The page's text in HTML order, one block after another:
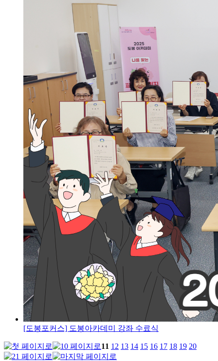
[도봉포커스] 도봉아카데미 강좌 수료식
11 12 13 14 15 16 17 18 19 20